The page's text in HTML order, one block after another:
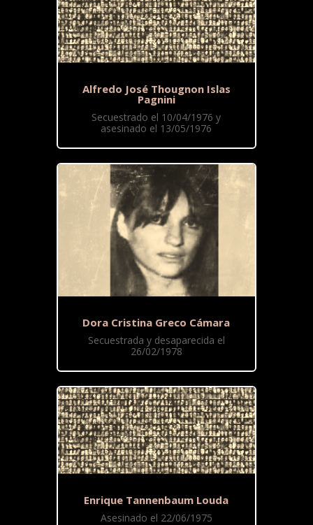
Alfredo José Thougnon Islas
Pagnini
Secuestrado el 10/04/1976 y
asesinado el 13/05/1976
Dora Cristina Greco Cámara
Secuestrada y desaparecida el
26/02/1978
Enrique Tannenbaum Louda
Asesinado el 22/06/1975